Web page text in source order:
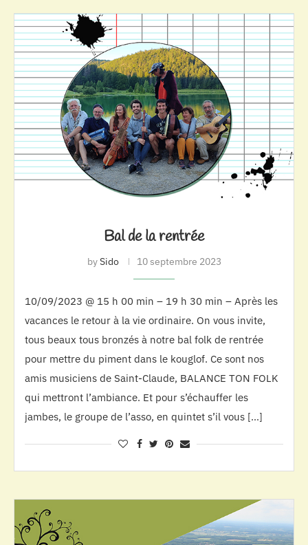
Bal de la rentrée
bySido 10 septembre 2023
10/09/2023 @ 15 h 00 min – 19 h 30 min – Après les
vacances le retour à la vie ordinaire. On vous invite,
tous beaux tous bronzés à notre bal folk de rentrée
pour mettre du piment dans le kouglof. Ce sont nos
amis musiciens de Saint-Claude, BALANCE TON FOLK
qui mettront l’ambiance. Et pour s’échauffer les
jambes, le groupe de l’asso, en quintet s’il vous […]